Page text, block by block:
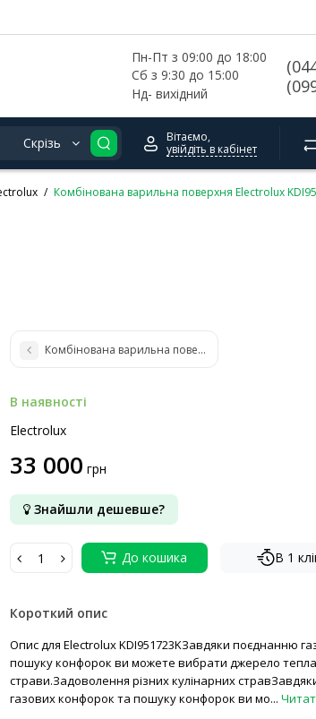
Пн-Пт з 09:00 до 18:00
Сб з 9:30 до 15:00
Нд- вихідний
Скрізь
Вітаємо,
увійдіть в кабінет
Комбінована варильна поверхня Electrolux
Комбінована варильна поверхня Electrolux
В наявності
Electrolux
33 000 грн
Знайшли дешевше?
До кошика В 1
Короткий опис
Опис для Electrolux KDI951723KЗавдяки поєднанню
пошуку конфорок ви можете вибрати джерело
страви.Задоволення різних кулінарних
газових конфорок та пошуку конфорок ви мо...